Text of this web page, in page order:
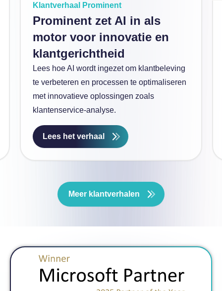
Klantverhaal Prominent
Prominent zet AI in als
motor voor innovatie en
klantgerichtheid
Lees hoe AI wordt ingezet om klantbeleving
te verbeteren en processen te optimaliseren
met innovatieve oplossingen zoals
klantenservice-analyse.
Lees het verhaal
Meer klantverhalen